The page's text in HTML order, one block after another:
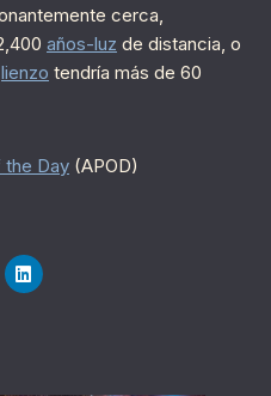
cerca,
años-luz de distancia, o
lienzo tendría más de 60
Day (APOD)